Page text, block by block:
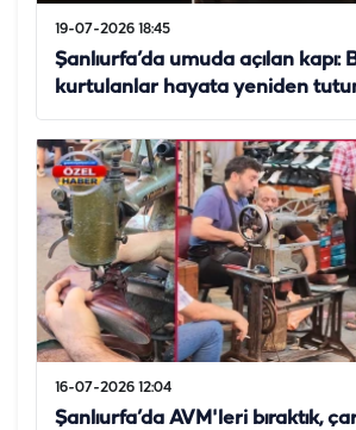
19-07-2026 18:45
Şanlıurfa’da umuda açılan kapı:
kurtulanlar hayata yeniden
16-07-2026 12:04
Şanlıurfa’da AVM'leri bıraktık,